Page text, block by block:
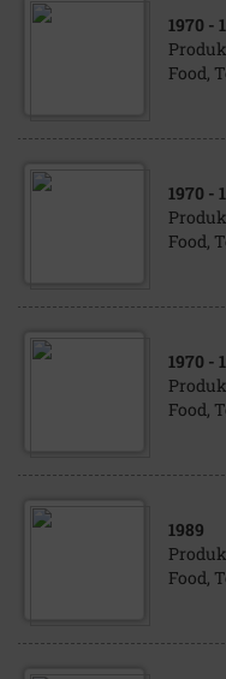
1970 -
Food,
1970 -
Food,
1970 -
Food,
1989
Food,